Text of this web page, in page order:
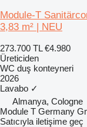
Module-T
3,83 m² | NEU
273.700 TL €4.980
Üreticiden
WC duş konteyneri
2026
Lavabo ✓
Almanya, Cologne
Module T Germany
Satıcıyla iletişime geç